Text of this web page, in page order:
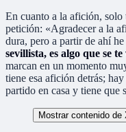
En cuanto a la afición, solo
petición: «Agradecer a la
dura, pero a partir de ahí
sevillista, es algo que se
marcan en un momento
tiene esa afición detrás;
partido en casa y tiene que
Mostrar contenido de